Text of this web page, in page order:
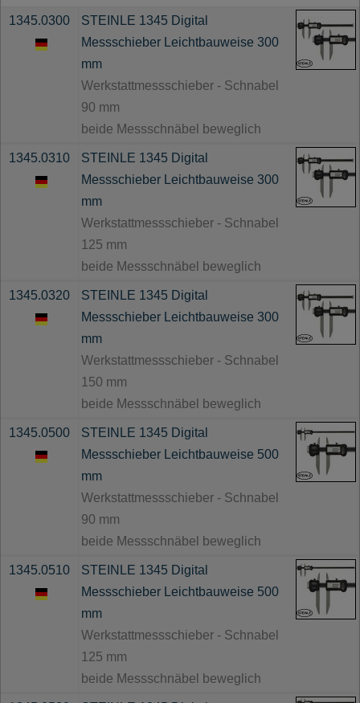
1345.0300
STEINLE 1345 Digital
Messschieber Leichtbauweise 300
mm
Werkstattmessschieber - Schnabel
90 mm
beide Messschnäbel beweglich
1345.0310
STEINLE 1345 Digital
Messschieber Leichtbauweise 300
mm
Werkstattmessschieber - Schnabel
125 mm
beide Messschnäbel beweglich
1345.0320
STEINLE 1345 Digital
Messschieber Leichtbauweise 300
mm
Werkstattmessschieber - Schnabel
150 mm
beide Messschnäbel beweglich
1345.0500
STEINLE 1345 Digital
Messschieber Leichtbauweise 500
mm
Werkstattmessschieber - Schnabel
90 mm
beide Messschnäbel beweglich
1345.0510
STEINLE 1345 Digital
Messschieber Leichtbauweise 500
mm
Werkstattmessschieber - Schnabel
125 mm
beide Messschnäbel beweglich